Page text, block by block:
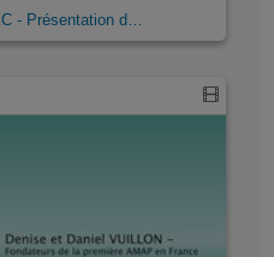
- Présentation d…